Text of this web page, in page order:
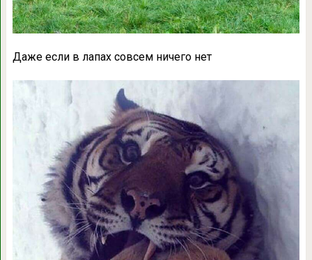
Даже если в лапах совсем ничего нет